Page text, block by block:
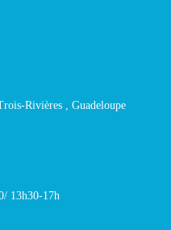
Rivières , Guadeloupe
13h30-17h